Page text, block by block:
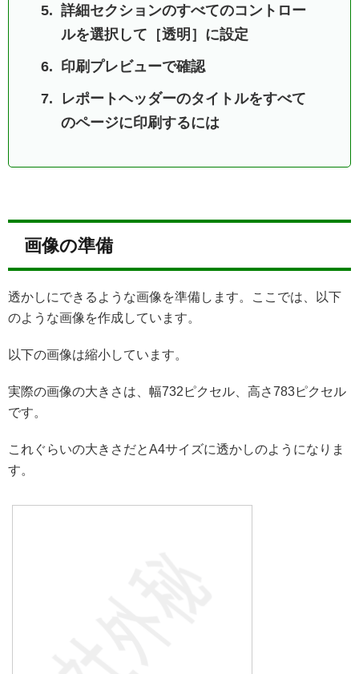
詳細セクションのすべてのコントロー
ルを選択して［透明］に設定
印刷プレビューで確認
レポートヘッダーのタイトルをすべて
のページに印刷するには
画像の準備
透かしにできるような画像を準備します。ここでは、以下
のような画像を作成しています。
以下の画像は縮小しています。
実際の画像の大きさは、幅732ピクセル、高さ783ピクセル
です。
これぐらいの大きさだとA4サイズに透かしのようになりま
す。